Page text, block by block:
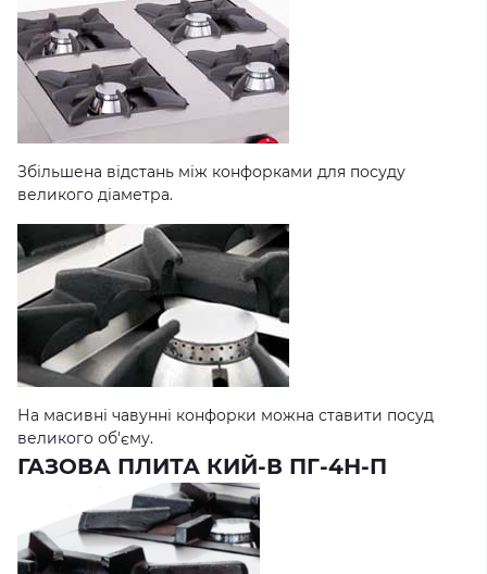
Збільшена відстань між конфорками для посуду
великого діаметра.
На масивні чавунні конфорки можна ставити посуд
великого об'єму.
ГАЗОВА ПЛИТА КИЙ-В ПГ-4Н-П